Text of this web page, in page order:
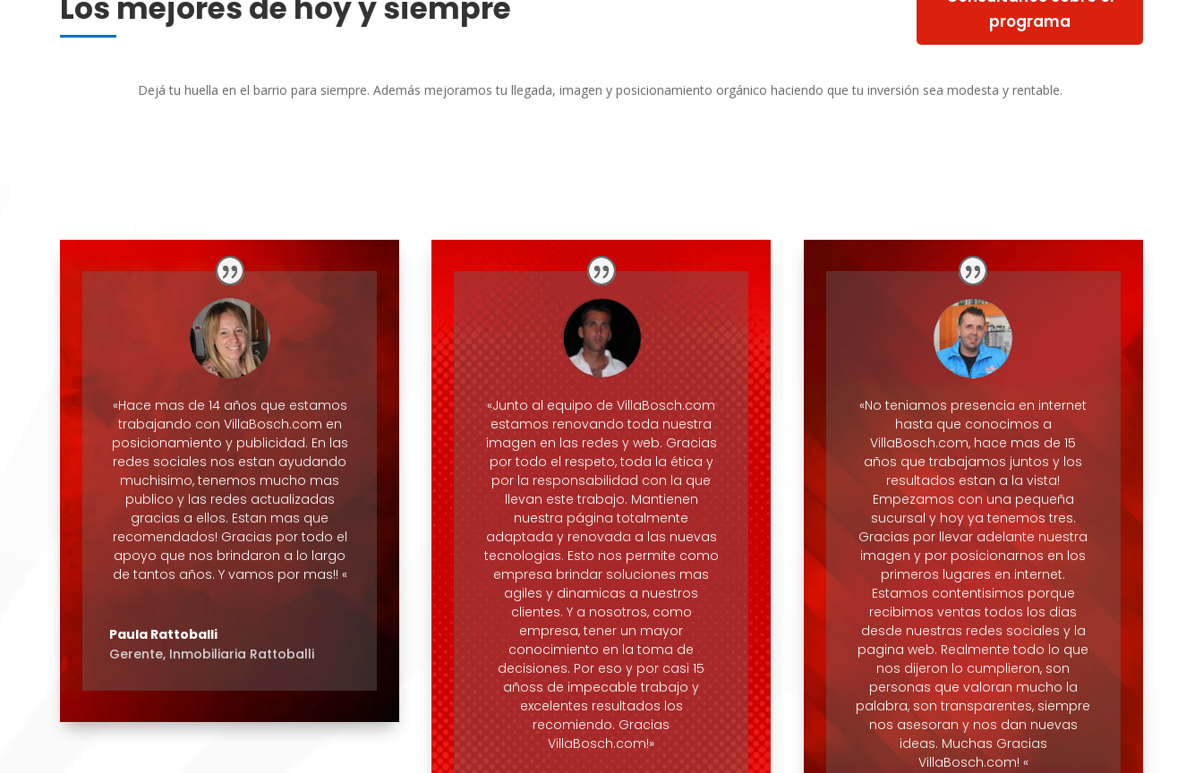
Los mejores de hoy y siempre
programa
Dejá tu huella en el barrio para siempre. Además mejoramos tu llegada, imagen y posicionamiento orgánico haciendo que tu inversión sea modesta y rentable.
«Hace mas de 14 años que estamos
trabajando con VillaBosch.com en
posicionamiento y publicidad. En las
redes sociales nos estan ayudando
muchisimo, tenemos mucho mas
publico y las redes actualizadas
gracias a ellos. Estan mas que
recomendados! Gracias por todo el
apoyo que nos brindaron a lo largo
de tantos años. Y vamos por mas!! «
Paula Rattoballi
Gerente, Inmobiliaria Rattoballi
«Junto al equipo de VillaBosch.com
estamos renovando toda nuestra
imagen en las redes y web. Gracias
por todo el respeto, toda la ética y
por la responsabilidad con la que
llevan este trabajo. Mantienen
nuestra página totalmente
adaptada y renovada a las nuevas
tecnologias. Esto nos permite como
empresa brindar soluciones mas
agiles y dinamicas a nuestros
clientes. Y a nosotros, como
empresa, tener un mayor
conocimiento en la toma de
decisiones. Por eso y por casi 15
añoss de impecable trabajo y
excelentes resultados los
recomiendo. Gracias
VillaBosch.com!»
«No teniamos presencia en internet
hasta que conocimos a
VillaBosch.com, hace mas de 15
años que trabajamos juntos y los
resultados estan a la vista!
Empezamos con una pequeña
sucursal y hoy ya tenemos tres.
Gracias por llevar adelante nuestra
imagen y por posicionarnos en los
primeros lugares en internet.
Estamos contentisimos porque
recibimos ventas todos los dias
desde nuestras redes sociales y la
pagina web. Realmente todo lo que
nos dijeron lo cumplieron, son
personas que valoran mucho la
palabra, son transparentes, siempre
nos asesoran y nos dan nuevas
ideas. Muchas Gracias
VillaBosch.com! «